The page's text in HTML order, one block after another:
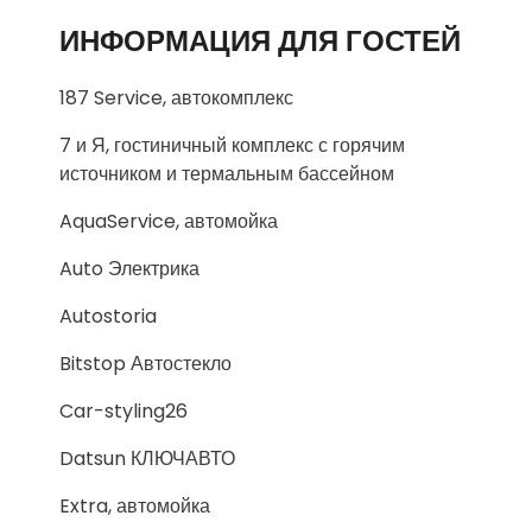
ИНФОРМАЦИЯ ДЛЯ ГОСТЕЙ
187 Service, автокомплекс
7 и Я, гостиничный комплекс с горячим
источником и термальным бассейном
AquaService, автомойка
Auto Электрика
Autostoria
Bitstop Автостекло
Car-styling26
Datsun КЛЮЧАВТО
Extra, автомойка